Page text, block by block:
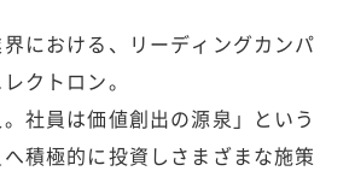
における、リーディングカンパ
クトロン。
。社員は価値創出の源泉」という
積極的に投資しさまざまな施策